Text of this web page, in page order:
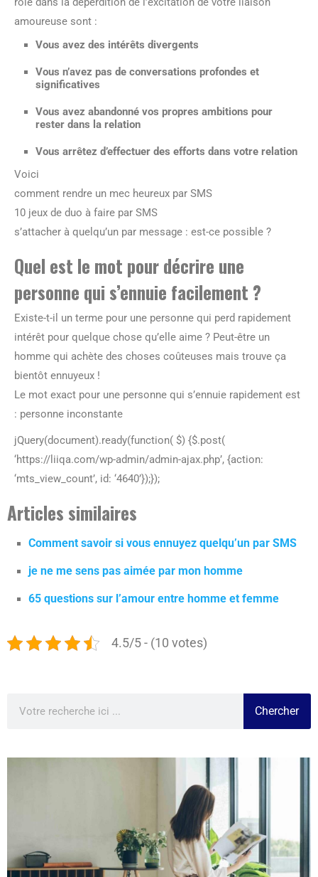
amoureuse sont :
Vous avez des intérêts divergents
Vous n’avez pas de conversations profondes et
significatives
Vous avez abandonné vos propres ambitions pour
rester dans la relation
Vous arrêtez d’effectuer des efforts dans votre relation
Voici
comment rendre un mec heureux par SMS
10 jeux de duo à faire par SMS
s’attacher à quelqu’un par message : est-ce possible ?
Quel est le mot pour décrire une
personne qui s’ennuie facilement ?
Existe-t-il un terme pour une personne qui perd rapidement
intérêt pour quelque chose qu’elle aime ? Peut-être un
homme qui achète des choses coûteuses mais trouve ça
bientôt ennuyeux !
Le mot exact pour une personne qui s’ennuie rapidement est
: personne inconstante
jQuery(document).ready(function( $) {$.post(
‘https://liiqa.com/wp-admin/admin-ajax.php’, {action:
‘mts_view_count’, id: ‘4640’});});
Articles similaires
Comment savoir si vous ennuyez quelqu’un par SMS
je ne me sens pas aimée par mon homme
65 questions sur l’amour entre homme et femme
4.5/5 - (10 votes)
Chercher